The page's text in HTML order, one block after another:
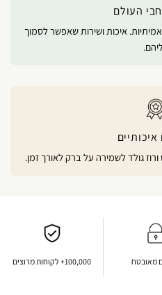
העולם
אמיתיות. איכות ושירות שאפשר לסמוך
מאובטח 100,000+ לקוחות מרוצים